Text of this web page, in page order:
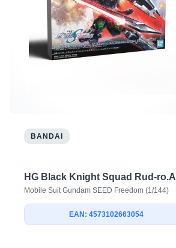
BANDAI
HG Black Knight Squad Rud-ro.A
Mobile Suit Gundam SEED Freedom (1/144)
EAN: 4573102663054